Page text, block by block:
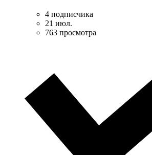
4 подписчика
21 июл.
763 просмотра